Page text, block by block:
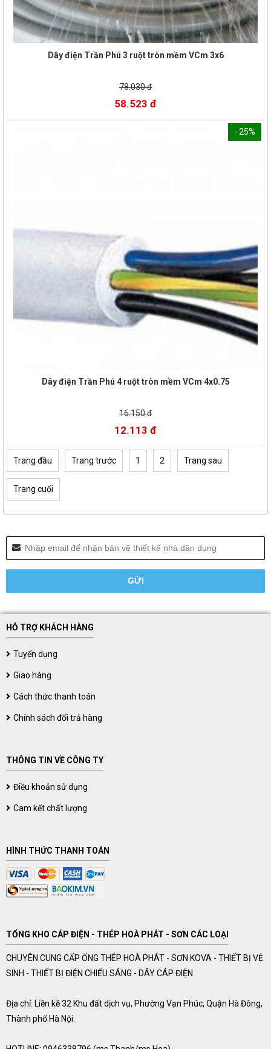
Dây điện Trần Phú 3 ruột tròn mềm VCm 3x6
78.030 đ
58.523 đ
- 25%
Dây điện Trần Phú 4 ruột tròn mềm VCm 4x0.75
16.150 đ
12.113 đ
Trang đầu Trang trước 1 2 Trang sau
Trang cuối
HỖ TRỢ KHÁCH HÀNG
Tuyển dụng
Giao hàng
Cách thức thanh toán
Chính sách đổi trả hàng
THÔNG TIN VỀ CÔNG TY
Điều khoản sử dụng
Cam kết chất lượng
HÌNH THỨC THANH TOÁN
TỔNG KHO CÁP ĐIỆN - THÉP HOÀ PHÁT - SƠN CÁC LOẠI
CHUYÊN CUNG CẤP ỐNG THÉP HOÀ PHÁT - SƠN KOVA - THIẾT BỊ VỆ
SINH - THIẾT BỊ ĐIỆN CHIẾU SÁNG - DÂY CÁP ĐIỆN
Địa chỉ: Liền kề 32 Khu đất dịch vụ, Phường Vạn Phúc, Quận Hà Đông,
Thành phố Hà Nội.